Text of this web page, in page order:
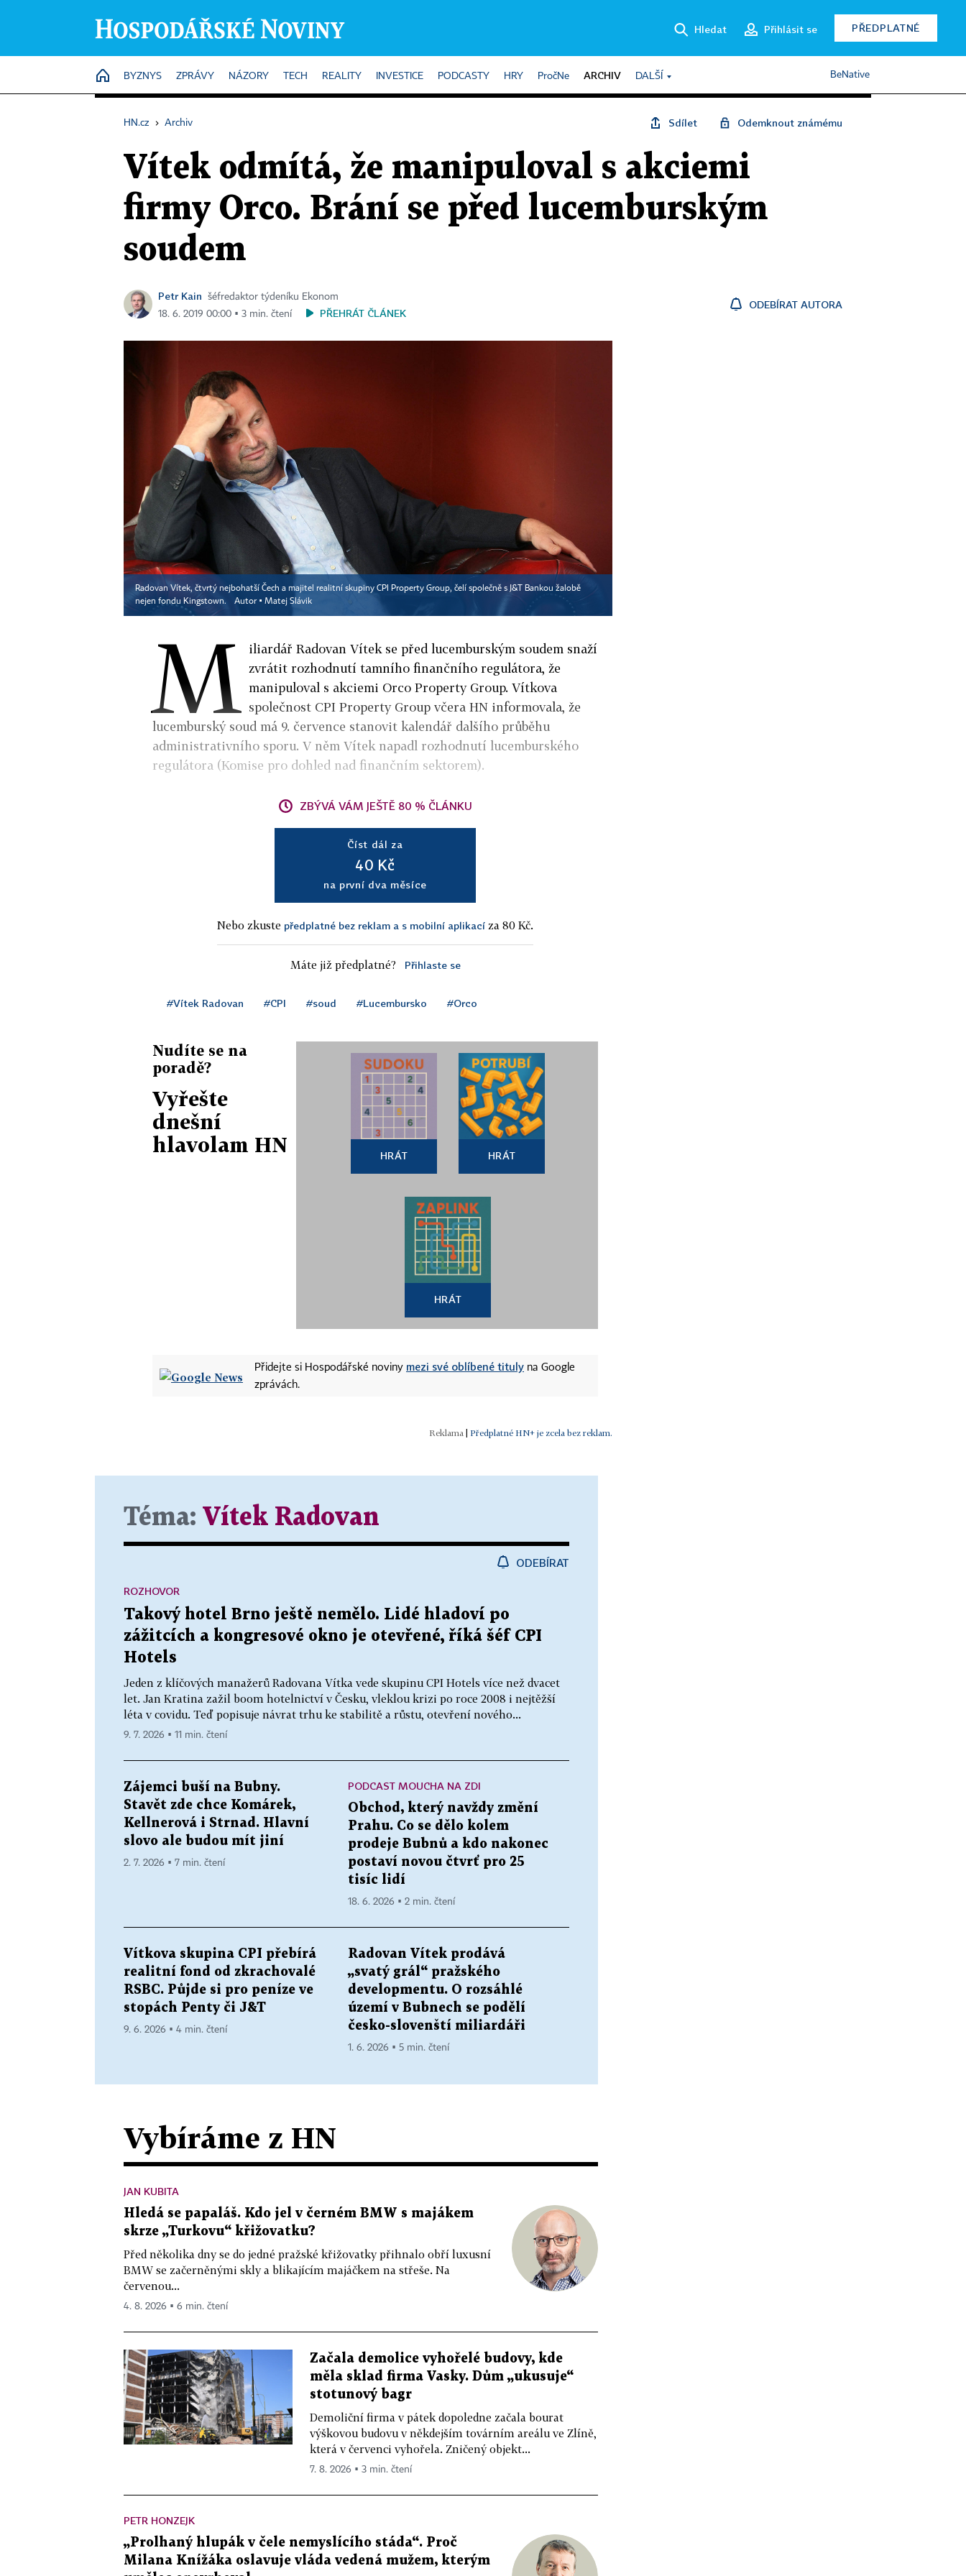
Hledat Přihlásit se PŘEDPLATNÉ
HOME
BYZNYS ZPRÁVY NÁZORY TECH REALITY INVESTICE PODCASTY HRY PročNe ARCHIV DALŠÍ BeNative
HN.cz › Archiv Sdílet Odemknout známému
Vítek odmítá, že manipuloval s akciemi
firmy Orco. Brání se před lucemburským
soudem
Petr Kain
šéfredaktor týdeníku Ekonom
18. 6. 2019 00:00 ▪ 3 min. čtení
PŘEHRÁT ČLÁNEK
ODEBÍRAT AUTORA
Radovan Vítek, čtvrtý nejbohatší Čech a majitel realitní skupiny CPI Property Group, čelí společně s J&T Bankou žalobě
nejen fondu Kingstown.
Autor ▪ Matej Slávik
M iliardář Radovan Vítek se před lucemburským soudem snaží
zvrátit rozhodnutí tamního finančního regulátora, že
manipuloval s akciemi Orco Property Group. Vítkova
společnost CPI Property Group včera HN informovala, že
lucemburský soud má 9. července stanovit kalendář dalšího průběhu
administrativního sporu. V něm Vítek napadl rozhodnutí lucemburského
regulátora (Komise pro dohled nad finančním sektorem).
ZBÝVÁ VÁM JEŠTĚ 80 % ČLÁNKU
Číst dál za
40 Kč
na první dva měsíce
Nebo zkuste předplatné bez reklam a s mobilní aplikací za 80 Kč.
Máte již předplatné? Přihlaste se
#Vítek Radovan #CPI #soud #Lucembursko #Orco
Nudíte se na
poradě?
Vyřešte
dnešní
hlavolam HN
HRÁT HRÁT
HRÁT
Přidejte si Hospodářské noviny mezi své oblíbené tituly na Google
zprávách.
| Předplatné HN+ je zcela bez reklam.
Téma: Vítek Radovan
ODEBÍRAT
Takový hotel Brno ještě nemělo. Lidé hladoví po
zážitcích a kongresové okno je otevřené, říká šéf CPI
Hotels
Jeden z klíčových manažerů Radovana Vítka vede skupinu CPI Hotels více než dvacet
let. Jan Kratina zažil boom hotelnictví v Česku, vleklou krizi po roce 2008 i nejtěžší
léta v covidu. Teď popisuje návrat trhu ke stabilitě a růstu, otevření nového...
ROZHOVOR
9. 7. 2026 ▪ 11 min. čtení
Zájemci buší na Bubny.
Stavět zde chce Komárek,
Kellnerová i Strnad. Hlavní
slovo ale budou mít jiní
2. 7. 2026 ▪ 7 min. čtení
PODCAST MOUCHA NA ZDI
Obchod, který navždy změní
Prahu. Co se dělo kolem
prodeje Bubnů a kdo nakonec
postaví novou čtvrť pro 25
tisíc lidí
18. 6. 2026 ▪ 2 min. čtení
Vítkova skupina CPI přebírá
realitní fond od zkrachovalé
RSBC. Půjde si pro peníze ve
stopách Penty či J&T
9. 6. 2026 ▪ 4 min. čtení
Radovan Vítek prodává
„svatý grál“ pražského
developmentu. O rozsáhlé
území v Bubnech se podělí
česko-slovenští miliardáři
1. 6. 2026 ▪ 5 min. čtení
Vybíráme z HN
JAN KUBITA
Hledá se papaláš. Kdo jel v černém BMW s majákem
skrze „Turkovu“ křižovatku?
Před několika dny se do jedné pražské křižovatky přihnalo obří luxusní
BMW se začerněnými skly a blikajícím majáčkem na střeše. Na
červenou...
4. 8. 2026 ▪ 6 min. čtení
Začala demolice vyhořelé budovy, kde
měla sklad firma Vasky. Dům „ukusuje“
stotunový bagr
Demoliční firma v pátek dopoledne začala bourat
výškovou budovu v někdejším továrním areálu ve Zlíně,
která v červenci vyhořela. Zničený objekt...
7. 8. 2026 ▪ 3 min. čtení
PETR HONZEJK
„Prolhaný hlupák v čele nemyslícího stáda“. Proč
Milana Knížáka oslavuje vláda vedená mužem, kterým